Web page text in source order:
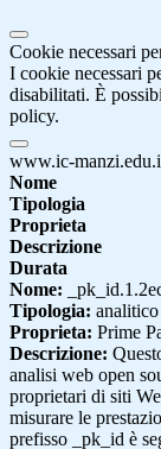
Cookie necessari
I cookie necessari
disabilitati. È
policy.
www.ic-
Nome
Tipologia
Proprieta
Descrizione
Durata
Nome:
Tipologia: analitico
Proprieta: Prime
Descrizione:
analisi web open
proprietari di siti
misurare le
prefisso _pk_id è